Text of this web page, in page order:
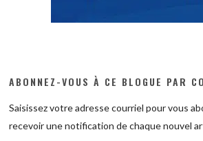
ABONNEZ-VOUS À CE BLOGUE PAR
Saisissez votre adresse courriel pour vous
recevoir une notification de chaque nouvel